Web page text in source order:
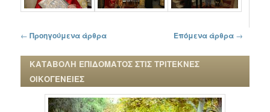
Πλοήγηση στα άρθρα
← Προηγούμενα άρθρα Επόμενα άρθρα →
ΚΑΤΑΒΟΛΗ ΕΠΙΔΟΜΑΤΟΣ ΣΤΙΣ ΤΡΙΤΕΚΝΕΣ
ΟΙΚΟΓΕΝΕΙΕΣ